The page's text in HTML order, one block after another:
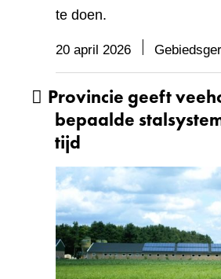
te doen.
20 april 2026
Provincie geeft
bepaalde
tijd